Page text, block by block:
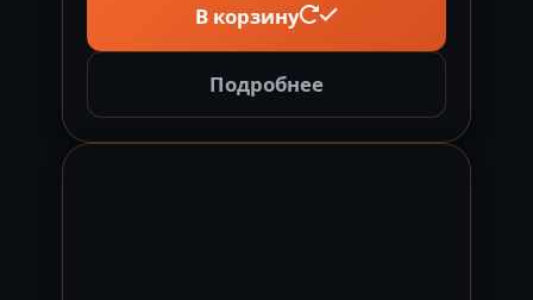
В корзину
Подробнее